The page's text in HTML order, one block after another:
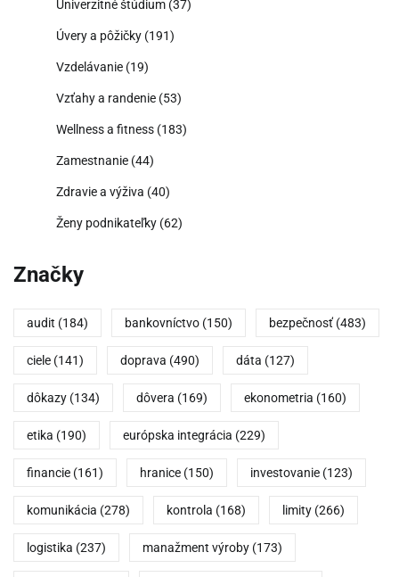
Univerzitné štúdium (37)
Úvery a pôžičky (191)
Vzdelávanie (19)
Vzťahy a randenie (53)
Wellness a fitness (183)
Zamestnanie (44)
Zdravie a výživa (40)
Ženy podnikateľky (62)
Značky
audit (184) bankovníctvo (150) bezpečnosť (483)
ciele (141) doprava (490) dáta (127)
dôkazy (134) dôvera (169) ekonometria (160)
etika (190) európska integrácia (229)
financie (161) hranice (150) investovanie (123)
komunikácia (278) kontrola (168) limity (266)
logistika (237) manažment výroby (173)